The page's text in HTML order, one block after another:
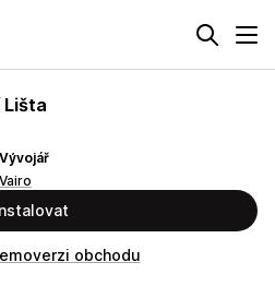
Lišta
Vývojář
Vairo
obchodu